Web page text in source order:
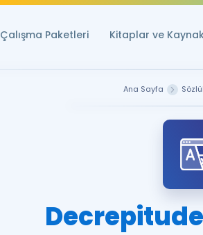
Çalışma Paketleri Kitaplar ve
Ana Sayfa
Decrepitude